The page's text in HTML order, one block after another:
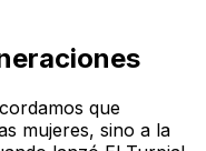
que
mujeres, sino a la